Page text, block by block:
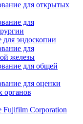
для открытых
для
эндоскопии
для
железы
для общей
для оценки
органов
Fujifilm Corporation